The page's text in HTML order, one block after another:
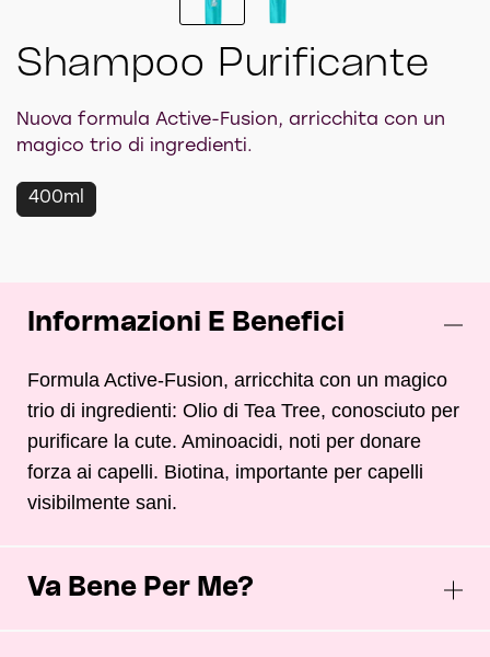
Shampoo Purificante
Nuova formula Active-Fusion, arricchita con un
magico trio di ingredienti.
400ml
Informazioni E Benefici
Formula Active-Fusion, arricchita con un magico
trio di ingredienti: Olio di Tea Tree, conosciuto per
purificare la cute. Aminoacidi, noti per donare
forza ai capelli. Biotina, importante per capelli
visibilmente sani.
Va Bene Per Me?